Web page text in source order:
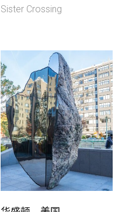
Sister Crossing